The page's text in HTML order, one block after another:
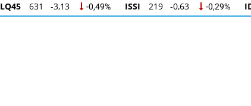
LQ45 631 -3,13 -0,49% ISSI 219 -0,63 -0,29%
LQ45 631 -3,13 -0,49% ISSI 219 -0,63 -0,29%